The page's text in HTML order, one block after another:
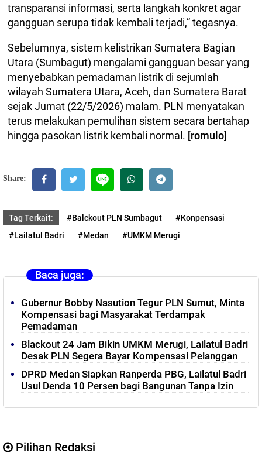
transparansi informasi, serta langkah konkret agar
gangguan serupa tidak kembali terjadi,” tegasnya.
Sebelumnya, sistem kelistrikan Sumatera Bagian
Utara (Sumbagut) mengalami gangguan besar yang
menyebabkan pemadaman listrik di sejumlah
wilayah Sumatera Utara, Aceh, dan Sumatera Barat
sejak Jumat (22/5/2026) malam. PLN menyatakan
terus melakukan pemulihan sistem secara bertahap
hingga pasokan listrik kembali normal. [romulo]
Share:
Tag Terkait: #Balckout PLN Sumbagut
#Konpensasi
#Lailatul Badri
#Medan #UMKM Merugi
Baca juga:
Gubernur Bobby Nasution Tegur PLN Sumut, Minta
Kompensasi bagi Masyarakat Terdampak
Pemadaman
Blackout 24 Jam Bikin UMKM Merugi, Lailatul Badri
Desak PLN Segera Bayar Kompensasi Pelanggan
DPRD Medan Siapkan Ranperda PBG, Lailatul Badri
Usul Denda 10 Persen bagi Bangunan Tanpa Izin
Pilihan Redaksi